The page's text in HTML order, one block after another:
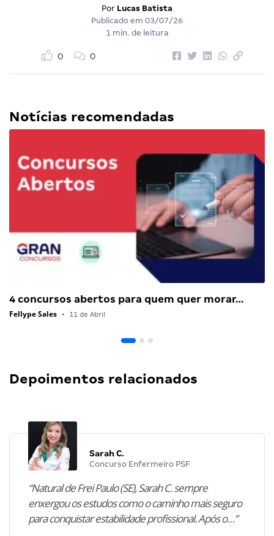
Por Lucas Batista
Publicado em 03/07/26
1 min. de leitura
0 0
Notícias recomendadas
4 concursos abertos para quem quer morar…
Fellype Sales • 11 de Abril
Depoimentos relacionados
Sarah C.
Concurso Enfermeiro PSF
“Natural de Frei Paulo (SE), Sarah C. sempre
enxergou os estudos como o caminho mais seguro
para conquistar estabilidade profissional. Após o…”